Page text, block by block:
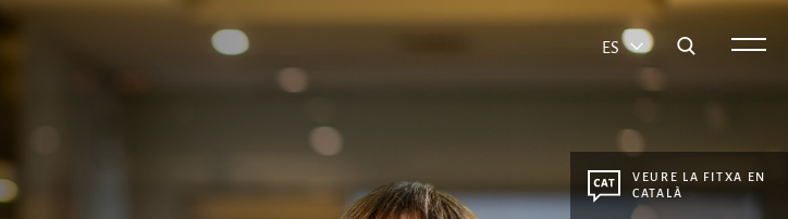
ES
VEURE LA FITXA EN
CATALÀ